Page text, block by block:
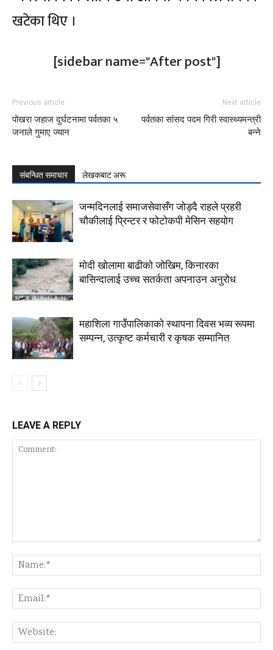
खटेका थिए ।
[sidebar name="After post"]
Previous article
पोखरा जहाज दुर्घटनामा पर्वतका‌ ५
जनाले गुमाए ज्यान
Next article
पर्वतका सांसद पदम गिरी स्वास्थ्यमन्त्री
बन्ने
संबन्धित समाचार लेखकबाट अरू
जन्मदिनलाई समाजसेवासँग जोड्दै राहले प्रहरी
चौकीलाई प्रिन्टर र फोटोकपी मेसिन सहयोग
मोदी खोलामा बाढीको जोखिम, किनारका
बासिन्दालाई उच्च सतर्कता अपनाउन अनुरोध
महाशिला गाउँपालिकाको स्थापना दिवस भव्य रूपमा
सम्पन्न, उत्कृष्ट कर्मचारी र कृषक सम्मानित
LEAVE A REPLY